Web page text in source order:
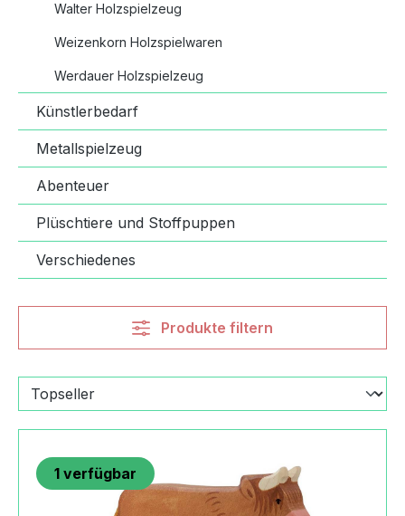
Walter Holzspielzeug
Weizenkorn Holzspielwaren
Werdauer Holzspielzeug
Künstlerbedarf
Metallspielzeug
Abenteuer
Plüschtiere und Stoffpuppen
Verschiedenes
Produkte filtern
1 verfügbar